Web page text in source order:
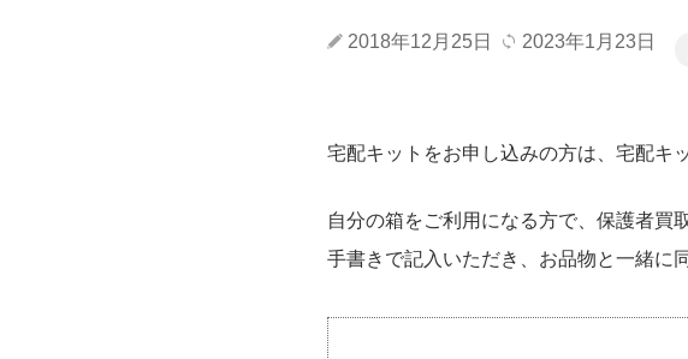
2018年12月25日 2023年1月23日
宅配キットをお申し込みの方は、宅配キ
自分の箱をご利用になる方で、保護者買
手書きで記入いただき、お品物と一緒に